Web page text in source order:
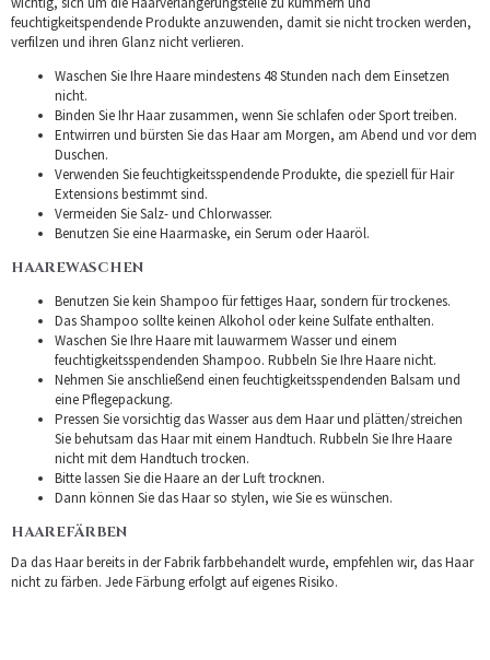
feuchtigkeitspendende Produkte anzuwenden, damit sie nicht trocken werden,
verfilzen und ihren Glanz nicht verlieren.
Waschen Sie Ihre Haare mindestens 48 Stunden nach dem Einsetzen
nicht.
Binden Sie Ihr Haar zusammen, wenn Sie schlafen oder Sport treiben.
Entwirren und bürsten Sie das Haar am Morgen, am Abend und vor dem
Duschen.
Verwenden Sie feuchtigkeitsspendende Produkte, die speziell für Hair
Extensions bestimmt sind.
Vermeiden Sie Salz- und Chlorwasser.
Benutzen Sie eine Haarmaske, ein Serum oder Haaröl.
HAAREWASCHEN
Benutzen Sie kein Shampoo für fettiges Haar, sondern für trockenes.
Das Shampoo sollte keinen Alkohol oder keine Sulfate enthalten.
Waschen Sie Ihre Haare mit lauwarmem Wasser und einem
feuchtigkeitsspendenden Shampoo. Rubbeln Sie Ihre Haare nicht.
Nehmen Sie anschließend einen feuchtigkeitsspendenden Balsam und
eine Pflegepackung.
Pressen Sie vorsichtig das Wasser aus dem Haar und plätten/streichen
Sie behutsam das Haar mit einem Handtuch. Rubbeln Sie Ihre Haare
nicht mit dem Handtuch trocken.
Bitte lassen Sie die Haare an der Luft trocknen.
Dann können Sie das Haar so stylen, wie Sie es wünschen.
HAAREFÄRBEN
Da das Haar bereits in der Fabrik farbbehandelt wurde, empfehlen wir, das Haar
nicht zu färben. Jede Färbung erfolgt auf eigenes Risiko.